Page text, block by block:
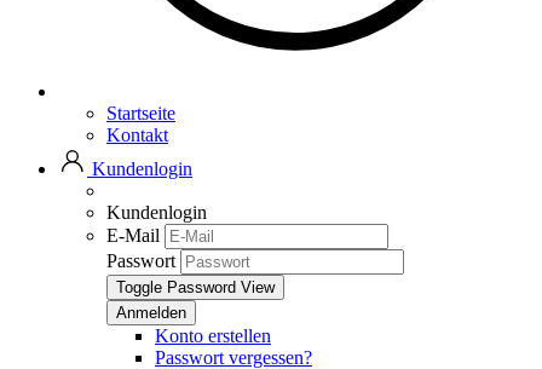
Startseite
Kontakt
Kundenlogin
Kundenlogin
E-Mail
Passwort
Toggle Password View
Konto erstellen
Passwort vergessen?